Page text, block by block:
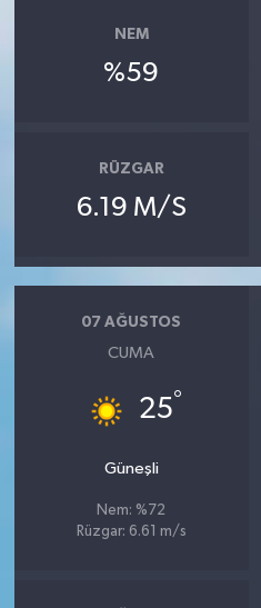
NEM
%59
RÜZGAR
6.19 M/S
07 AĞUSTOS
CUMA
25°
Güneşli
Nem: %72
Rüzgar: 6.61 m/s